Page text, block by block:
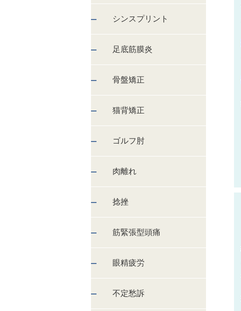
シンスプリント
足底筋膜炎
骨盤矯正
猫背矯正
ゴルフ肘
肉離れ
捻挫
筋緊張型頭痛
眼精疲労
不定愁訴